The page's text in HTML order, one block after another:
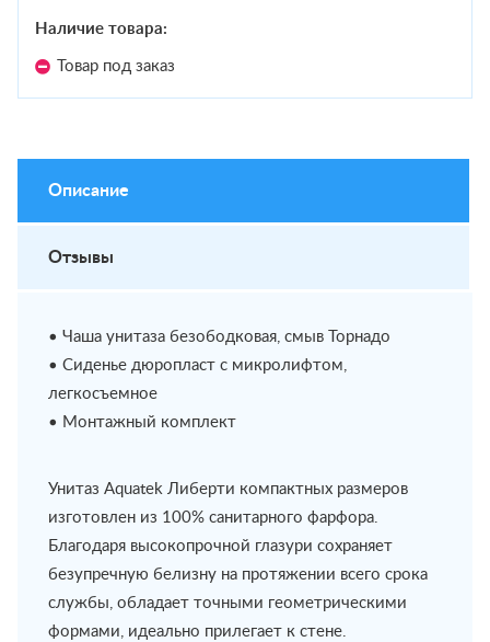
Наличие товара:
Товар под заказ
Описание
Отзывы
• Чаша унитаза безободковая, смыв Торнадо
• Сиденье дюропласт с микролифтом,
легкосъемное
• Монтажный комплект
Унитаз Aquatek Либерти компактных размеров
изготовлен из 100% санитарного фарфора.
Благодаря высокопрочной глазури сохраняет
безупречную белизну на протяжении всего срока
службы, обладает точными геометрическими
формами, идеально прилегает к стене.